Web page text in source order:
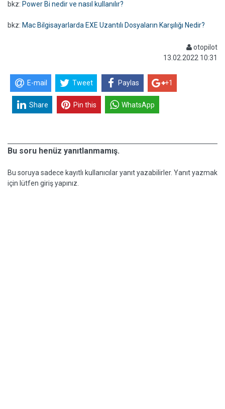
bkz: Power Bi nedir ve nasıl kullanılır?
bkz: Mac Bilgisayarlarda EXE Uzantılı Dosyaların Karşılığı Nedir?
otopilot
13.02.2022 10:31
E-mail Tweet Paylas +1
Share Pin this WhatsApp
Bu soru henüz yanıtlanmamış.
Bu soruya sadece kayıtlı kullanıcılar yanıt yazabilirler. Yanıt yazmak
için lütfen giriş yapınız.